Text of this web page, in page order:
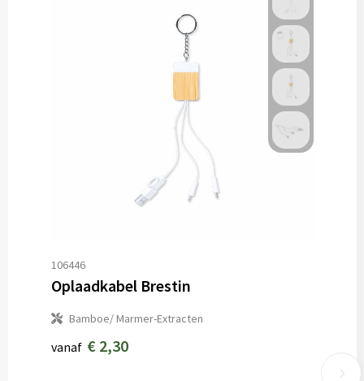
106446
Oplaadkabel Brestin
Bamboe/ Marmer-Extracten
vanaf € 2,30